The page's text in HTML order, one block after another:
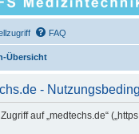
FAQ
Übersicht
-
Zugriff auf „medtechs.de“